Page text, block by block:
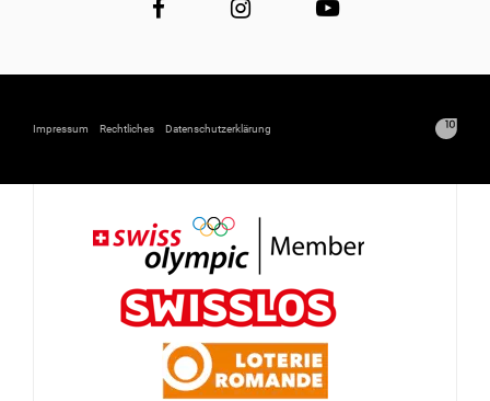
Impressum Rechtliches Datenschutzerklärung